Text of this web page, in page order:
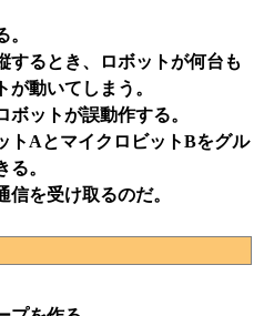
するとき、ロボットが何台も
動いてしまう。
ボットが誤動作する。
トAとマイクロビットBをグル
。
信を受け取るのだ。